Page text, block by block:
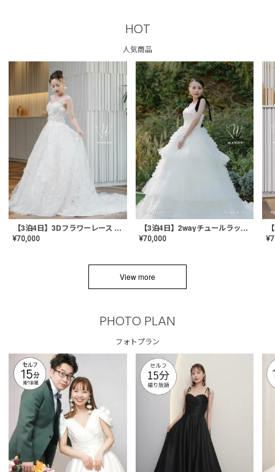
HOT
人気商品
【3泊4日】3Dフラワーレース ドレス〈PD-WDOR-331〉
¥70,000
【3泊4日】2wayチュールラッフルドレス〈PD-WDOR-341RTL〉
¥70,000 ¥
View more
PHOTO PLAN
フォトプラン